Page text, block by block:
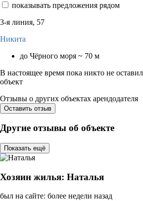
показывать предложения рядом
3-я линия, 57
Никита
до Чёрного моря ~ 70 м
В настоящее время пока никто не
объект
Отзывы о других объектах арендодателя
Оставить отзыв
Другие отзывы об объекте
Показать ещё
Хозяин жилья: Наталья
был на сайте: более недели назад